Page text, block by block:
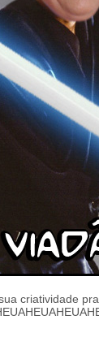
criatividade